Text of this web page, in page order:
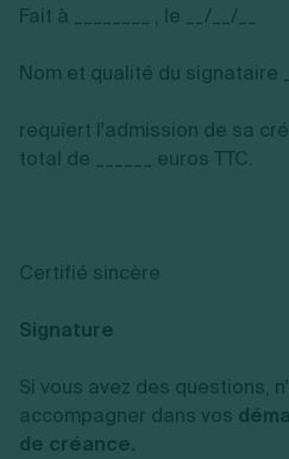
Fait à ________ , le __/__/__
Nom et qualité du signataire
requiert l'admission de sa
total de ______ euros TTC.
Certifié sincère
Signature
Si vous avez des questions,
accompagner dans vos
de créance.